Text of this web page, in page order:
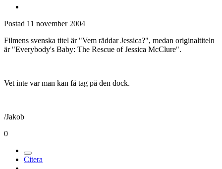
Postad 11 november 2004
Filmens svenska titel är "Vem räddar Jessica?", medan originaltiteln
är "Everybody's Baby: The Rescue of Jessica McClure".
Vet inte var man kan få tag på den dock.
/Jakob
0
Citera